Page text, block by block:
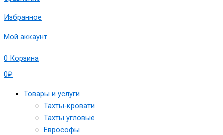
Избранное
Мой аккаунт
0₽
0 Корзина
Товары и услуги
Тахты-кровати
Тахты угловые
Еврософы